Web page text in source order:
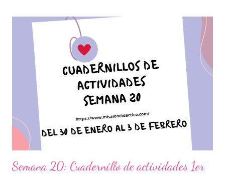
por sus docentes para mejorar el nivel educativo de cada
estudiante. Es muy importante mantener a nuestros alumnos en
el mismo nivel, por lo cual debemos estar atentos a que la
ejecución de estas actividades en conjunto con los vídeos que
se proporcionan se realicen en tiempo y forma para no perder la
secuencia de cada una. Expresamos nuestro más sincero
agradecimiento a los autores de tan estupendo material que sin
duda alguna les será de...
Semana 20: Cuadernillo de actividades 1er